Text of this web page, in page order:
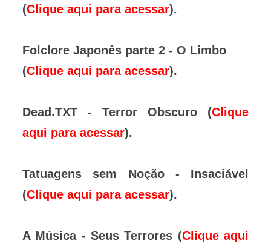
(Clique aqui para acessar).
Folclore Japonês parte 2 - O Limbo
(Clique aqui para acessar).
Dead.TXT - Terror Obscuro (Clique
aqui para acessar).
Tatuagens sem Noção - Insaciável
(Clique aqui para acessar).
A Música - Seus Terrores (Clique aqui